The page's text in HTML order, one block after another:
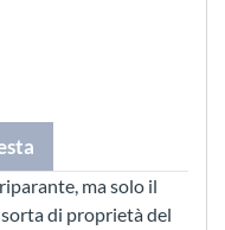
ma solo il
di proprietà del